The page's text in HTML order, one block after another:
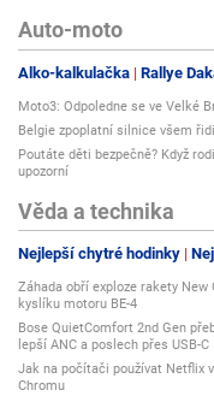
Auto-moto
Alko-kalkulačka Rallye
Moto3: Odpoledne se ve Velké
Belgie zpoplatní silnice všem
Poutáte děti bezpečně? Když
upozorní
Věda a technika
Nejlepší chytré hodinky
Záhada obří exploze rakety
kyslíku motoru BE-4
Bose QuietComfort 2nd Gen
lepší ANC a poslech přes USB-C
Jak na počítači používat Netflix
Chromu